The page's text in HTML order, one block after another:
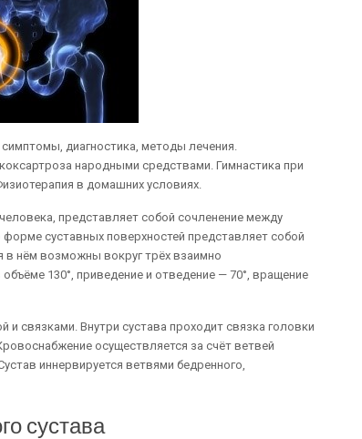
диагностика, методы лечения.
народными средствами. Гимнастика при
в домашних условиях.
представляет собой сочленение между
суставных поверхностей представляет собой
нём возможны вокруг трёх взаимно
130°, приведение и отведение — 70°, вращение
и связками. Внутри сустава проходит связка головки
осуществляется за счёт ветвей
иннервируется ветвями бедренного,
сустава